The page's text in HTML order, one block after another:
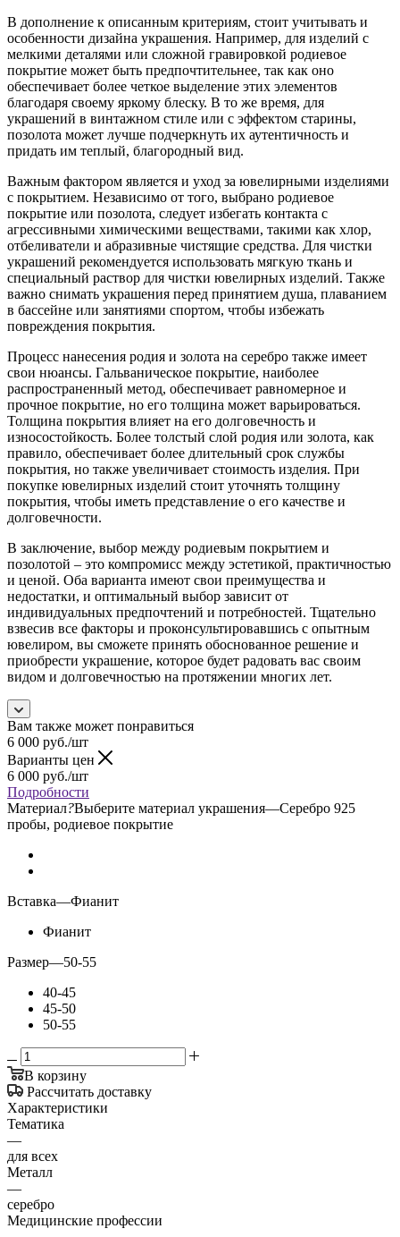
В дополнение к описанным критериям, стоит учитывать и
особенности дизайна украшения. Например, для изделий с
мелкими деталями или сложной гравировкой родиевое
покрытие может быть предпочтительнее, так как оно
обеспечивает более четкое выделение этих элементов
благодаря своему яркому блеску. В то же время, для
украшений в винтажном стиле или с эффектом старины,
позолота может лучше подчеркнуть их аутентичность и
придать им теплый, благородный вид.
Важным фактором является и уход за ювелирными изделиями
с покрытием. Независимо от того, выбрано родиевое
покрытие или позолота, следует избегать контакта с
агрессивными химическими веществами, такими как хлор,
отбеливатели и абразивные чистящие средства. Для чистки
украшений рекомендуется использовать мягкую ткань и
специальный раствор для чистки ювелирных изделий. Также
важно снимать украшения перед принятием душа, плаванием
в бассейне или занятиями спортом, чтобы избежать
повреждения покрытия.
Процесс нанесения родия и золота на серебро также имеет
свои нюансы. Гальваническое покрытие, наиболее
распространенный метод, обеспечивает равномерное и
прочное покрытие, но его толщина может варьироваться.
Толщина покрытия влияет на его долговечность и
износостойкость. Более толстый слой родия или золота, как
правило, обеспечивает более длительный срок службы
покрытия, но также увеличивает стоимость изделия. При
покупке ювелирных изделий стоит уточнять толщину
покрытия, чтобы иметь представление о его качестве и
долговечности.
В заключение, выбор между родиевым покрытием и
позолотой – это компромисс между эстетикой, практичностью
и ценой. Оба варианта имеют свои преимущества и
недостатки, и оптимальный выбор зависит от
индивидуальных предпочтений и потребностей. Тщательно
взвесив все факторы и проконсультировавшись с опытным
ювелиром, вы сможете принять обоснованное решение и
приобрести украшение, которое будет радовать вас своим
видом и долговечностью на протяжении многих лет.
Вам также может понравиться
6 000 руб./шт
Варианты цен
6 000 руб./шт
Подробности
Материал?Выберите материал украшения—Серебро 925
пробы, родиевое покрытие
Вставка—Фианит
Фианит
Размер—50-55
40-45
45-50
50-55
В корзину
Рассчитать доставку
Характеристики
Тематика
—
для всех
Металл
—
серебро
Медицинские профессии